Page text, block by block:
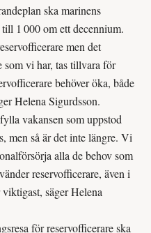
ska marinens
1 000 om ett decennium.
men det
som vi har, tas tillvara för
behöver öka, både
Helena Sigurdsson.
vakansen som uppstod
men så är det inte längre. Vi
alla de behov som
reserv­officerare, även i
säger Helena
för reservofficerare ska